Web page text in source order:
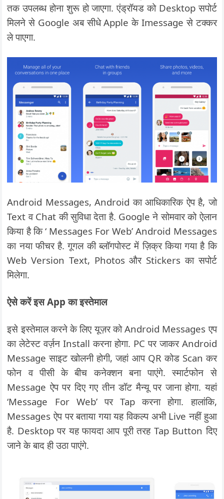
तक उपलब्ध होना शुरू हो जाएगा. एंड्रॉयड को Desktop सपोर्ट
मिलने से Google अब सीधे Apple के Imessage से टक्कर
ले पाएगा.
Android Messages, Android का आधिकारिक ऐप है, जो
Text व Chat की सुविधा देता है. Google ने सोमवार को ऐलान
किया है कि ‘ Messages For Web’ Android Messages
का नया फीचर है. गूगल की ब्लॉगपोस्ट में ज़िक्र किया गया है कि
Web Version Text, Photos और Stickers का सपोर्ट
मिलेगा.
ऐसे करें इस App का इस्तेमाल
इसे इस्तेमाल करने के लिए यूज़र को Android Messages एप
का लेटेस्ट वर्ज़न Install करना होगा. PC पर जाकर Android
Message साइट खोलनी होगी, जहां आप QR कोड Scan कर
फोन व पीसी के बीच कनेक्शन बना पाएंगे. स्मार्टफोन से
Message ऐप पर दिए गए तीन डॉट मैन्यू पर जाना होगा. यहां
‘Message For Web’ पर Tap करना होगा. हालांकि,
Messages ऐप पर बताया गया यह विकल्प अभी Live नहीं हुआ
है. Desktop पर यह फायदा आप पूरी तरह Tap Button दिए
जाने के बाद ही उठा पाएंगे.